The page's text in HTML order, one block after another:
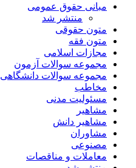
مبانی حقوق عمومی
منتشر شد
متون حقوقی
متون فقه
مجازات اسلامی
مجموعه سوالات آزمون
مجموعه سوالات دانشگاهی
مخاطب
مسئولیت مدنی
مشاهیر
مشاهیر دانش
مشاوران
مصنوعی
معاملات و مناقصات